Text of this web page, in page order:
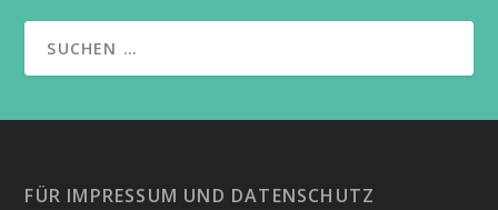
FÜR IMPRESSUM UND DATENSCHUTZ